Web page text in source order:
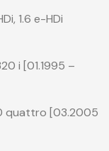
1.6 e-HDi
i [01.1995 –
quattro [03.2005